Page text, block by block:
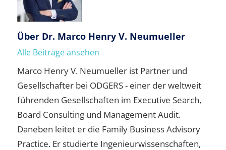
Über Dr. Marco Henry V. Neumueller
Alle Beiträge ansehen
Marco Henry V. Neumueller ist Partner und
Gesellschafter bei ODGERS - einer der weltweit
führenden Gesellschaften im Executive Search,
Board Consulting und Management Audit.
Daneben leitet er die Family Business Advisory
Practice. Er studierte Ingenieurwissenschaften,